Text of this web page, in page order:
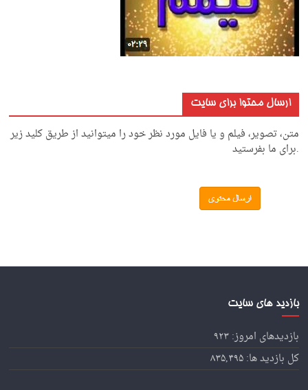
ارسال محتوا برای سایت
متن، تصویر، فیلم و یا فایل مورد نظر خود را میتوانید از طریق کلید زیر
.برای ما بفرستید
بازدید های سایت
بازدیدهای امروز:۹۲۳
کل بازدید ها:۸۳۵,۴۹۵